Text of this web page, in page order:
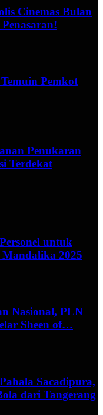
Cinemas Bulan
Pemkot
Penukaran
Terdekat
untuk
2025
Nasional, PLN
Sheen of…
Sacadipura,
dari Tangerang